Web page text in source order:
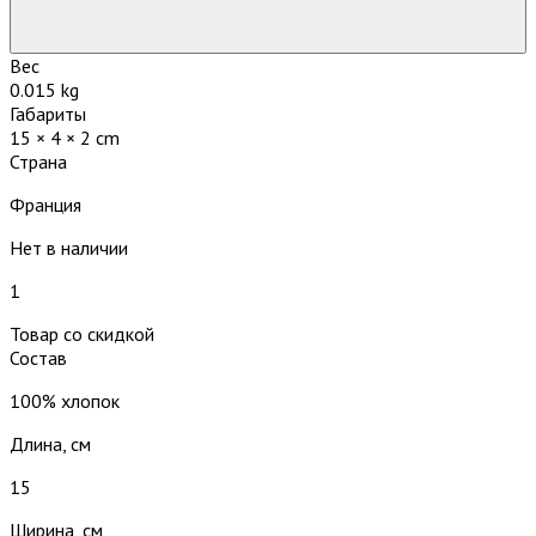
Вес
0.015 kg
Габариты
15 × 4 × 2 cm
Страна
Франция
Нет в наличии
1
Товар со скидкой
Состав
100% хлопок
Длина, см
15
Ширина, см